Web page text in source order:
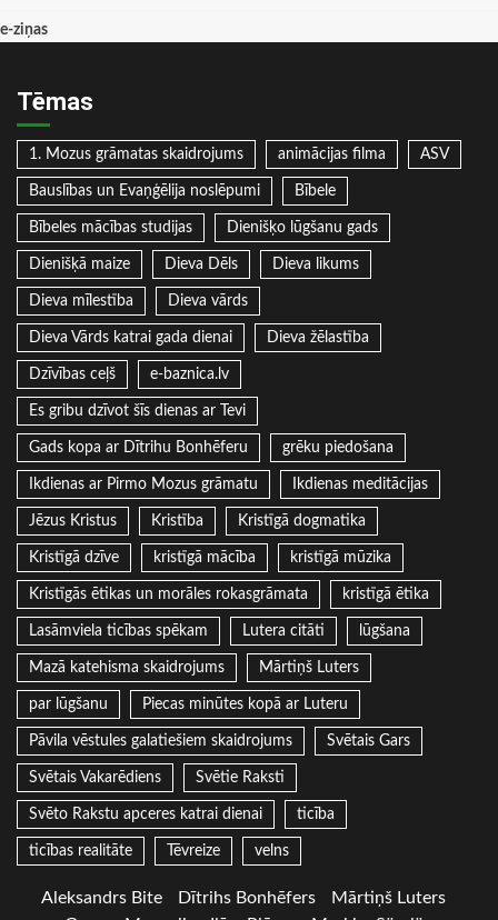
e-ziņas
Tēmas
1. Mozus grāmatas skaidrojums animācijas filma ASV
Bauslības un Evaņģēlija noslēpumi Bībele
Bībeles mācības studijas Dienišķo lūgšanu gads
Dienišķā maize Dieva Dēls Dieva likums
Dieva mīlestība Dieva vārds
Dieva Vārds katrai gada dienai Dieva žēlastība
Dzīvības ceļš e-baznica.lv
Es gribu dzīvot šīs dienas ar Tevi
Gads kopa ar Dītrihu Bonhēferu grēku piedošana
Ikdienas ar Pirmo Mozus grāmatu Ikdienas meditācijas
Jēzus Kristus Kristība Kristīgā dogmatika
Kristīgā dzīve kristīgā mācība kristīgā mūzika
Kristīgās ētikas un morāles rokasgrāmata kristīgā ētika
Lasāmviela ticības spēkam Lutera citāti lūgšana
Mazā katehisma skaidrojums Mārtiņš Luters
par lūgšanu Piecas minūtes kopā ar Luteru
Pāvila vēstules galatiešiem skaidrojums Svētais Gars
Svētais Vakarēdiens Svētie Raksti
Svēto Rakstu apceres katrai dienai ticība
ticības realitāte Tēvreize velns
Aleksandrs Bite Dītrihs Bonhēfers
Mārtiņš Luters